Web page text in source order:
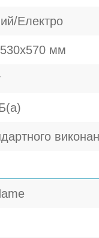
Електро
мм